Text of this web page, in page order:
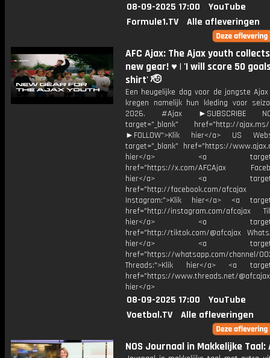
08-09-2025 17:00
YouTube
Formule1.TV
Alle afleveringen
AFC Ajax: The Ajax youth
new gear! ♥️ | 'I will score 50
shirt' 🫡
Een heugelijke dag voor de jongste
kregen namelijk hun kleding voor
2026. #Ajax ►SUBSCRIBE
target="_blank" href="http://ajax.ms/
►FOLLOW">Klik hier</a> US
target="_blank" href="https://
hier</a> <a
href="https://x.com/AFCAjax
hier</a> <a
href="http://facebook.com/afcajax
Instagram:">Klik hier</a> <a
href="http://instagram.com/afcajax
hier</a> <a
href="http://tiktok.com/@afcajax
hier</a> <a
href="https://whatsapp.com/channel/
Threads:">Klik hier</a> <a
href="https://www.threads.net/
hier</a>
08-09-2025 17:00
YouTube
Voetbal.TV
Alle afleveringen
NOS Journaal in Makkelijke Taal: